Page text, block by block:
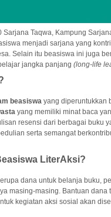
Taqwa, Kampung
menjadi sarjana yang
Selain itu beasiswa ini juga
jangka panjang (long-life
beasiswa yang diperuntukkan
yang memiliki minat baca
resensi dari berbagai buku
serta semangat
LiterAksi?
dana untuk belanja buku,
masing-masing. Bantuan
kegiatan aksi sosial akan